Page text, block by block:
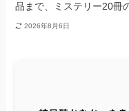
品まで、ミステリー20冊
2026年8月6日